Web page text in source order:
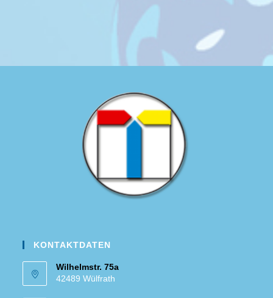
KONTAKTDATEN
Wilhelmstr. 75a
42489 Wülfrath